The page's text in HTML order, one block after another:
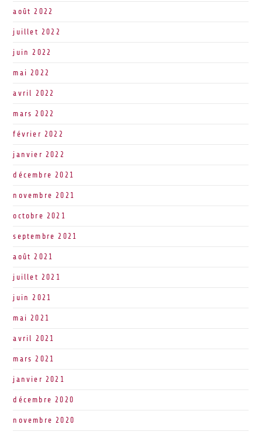
août 2022
juillet 2022
juin 2022
mai 2022
avril 2022
mars 2022
février 2022
janvier 2022
décembre 2021
novembre 2021
octobre 2021
septembre 2021
août 2021
juillet 2021
juin 2021
mai 2021
avril 2021
mars 2021
janvier 2021
décembre 2020
novembre 2020